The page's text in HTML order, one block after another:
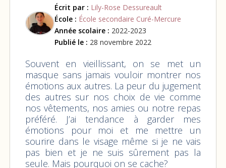
Écrit par : Lily-Rose Dessureault
École : École secondaire Curé-Mercure
Année scolaire : 2022-2023
Publié le : 28 novembre 2022
Souvent en vieillissant, on se met un
masque sans jamais vouloir montrer nos
émotions aux autres. La peur du jugement
des autres sur nos choix de vie comme
nos vêtements, nos amies ou notre repas
préféré. J’ai tendance à garder mes
émotions pour moi et me mettre un
sourire dans le visage même si je ne vais
pas bien et je ne suis sûrement pas la
seule. Mais pourquoi on se cache?